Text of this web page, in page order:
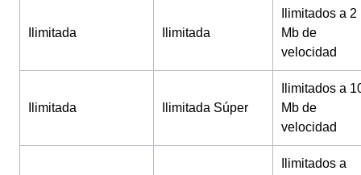
Ilimitada Ilimitada
Ilimitados a 2
Mb de
velocidad
Ilimitada Ilimitada Súper
Ilimitados a
Mb de
velocidad
Ilimitados a